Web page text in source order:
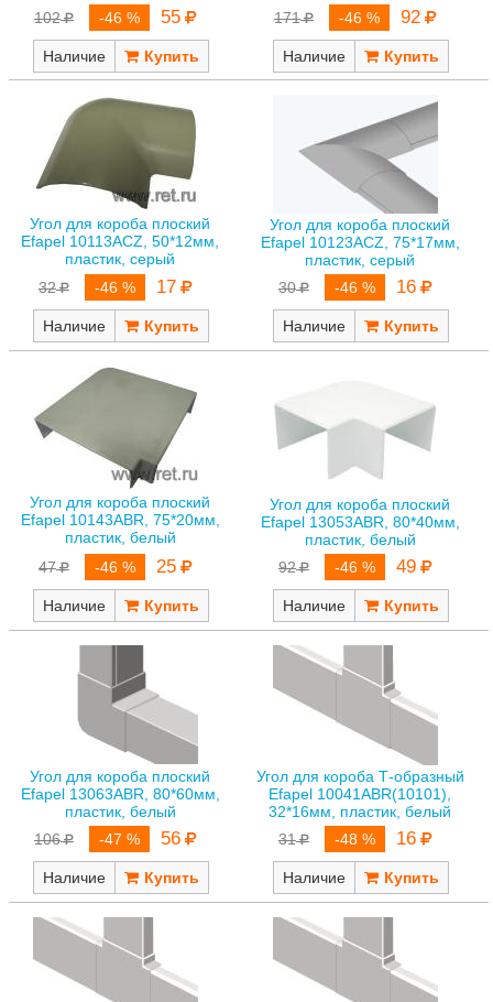
102
-46 % 55
Наличие
171
-46 % 92
Наличие
Угол для короба плоский
Efapel 10113ACZ, 50*12мм,
пластик, серый
32
-46 % 17
Наличие
Угол для короба плоский
Efapel 10123ACZ, 75*17мм,
пластик, серый
30
-46 % 16
Наличие
Угол для короба плоский
Efapel 10143ABR, 75*20мм,
пластик, белый
47
-46 % 25
Наличие
Угол для короба плоский
Efapel 13053ABR, 80*40мм,
пластик, белый
92
-46 % 49
Наличие
Угол для короба плоский
Efapel 13063ABR, 80*60мм,
пластик, белый
106
-47 % 56
Наличие
Угол для короба Т-образный
Efapel 10041ABR(10101),
32*16мм, пластик, белый
31
-48 % 16
Наличие